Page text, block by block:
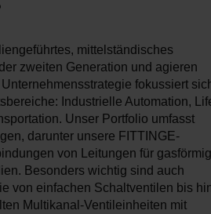
mittelständisches
zweiten Generation und agieren
fokussiert
Industrielle Automation,
Unser Portfolio umfasst
darunter unsere FITTINGE-
von Leitungen für
Besonders wichtig sind auch
von einfachen Schaltventilen bis
Multikanal-Ventileinheiten mit